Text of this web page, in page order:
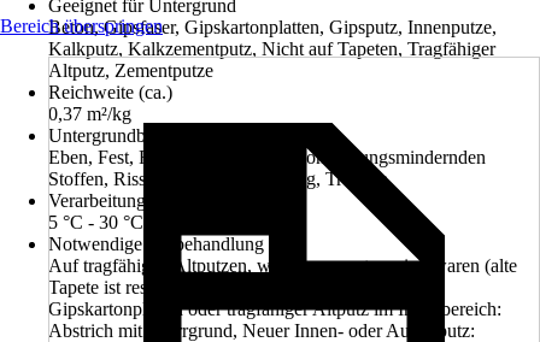
Geeignet für Untergrund
Beton, Gipsfaser, Gipskartonplatten, Gipsputz, Innenputze,
Kalkputz, Kalkzementputz, Nicht auf Tapeten, Tragfähiger
Altputz, Zementputze
Reichweite (ca.)
0,37 m²/kg
Untergrundbeschaffenheit
Eben, Fest, Formbeständig, Frei von haftungsmindernden
Stoffen, Rissfrei, Sauber, Tragfähig, Trocken
Verarbeitungstemperatur
5 °C - 30 °C
Notwendige Vorbehandlung
Auf tragfähigen Altputzen, welche zuvor tapeziert waren (alte
Tapete ist restlos zu entfernen) mit Sperrgrund,
Gipskartonplatten oder tragfähiger Altputz im Innenbereich:
Abstrich mit Sperrgrund, Neuer Innen- oder Außenputz:
Bereich überspringen